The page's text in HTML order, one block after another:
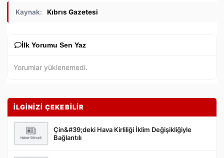
Kaynak: Kıbrıs Gazetesi
İlk Yorumu Sen Yaz
Yorumlar yüklenemedi.
İLGİNİZİ ÇEKEBİLİR
Çin&#39;deki Hava Kirliliği İklim Değişikliğiyle
Bağlantılı